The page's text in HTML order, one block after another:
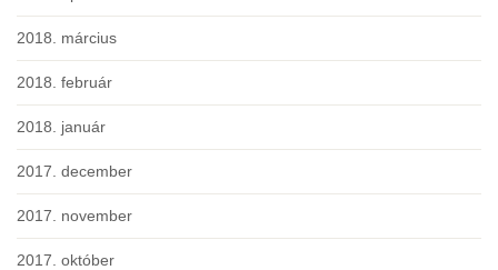
2018. március
2018. február
2018. január
2017. december
2017. november
2017. október